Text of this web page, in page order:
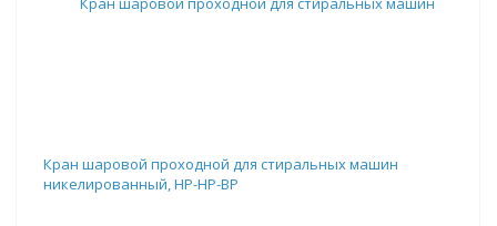
Кран шаровой проходной для стиральных машин
никелированный, НР-НР-ВР